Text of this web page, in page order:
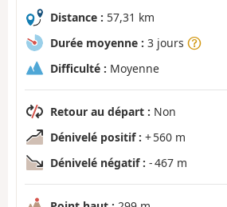
Distance : 57,31 km
Durée moyenne : 3 jours
Difficulté : Moyenne
Retour au départ : Non
Dénivelé positif : + 560 m
Dénivelé négatif : - 467 m